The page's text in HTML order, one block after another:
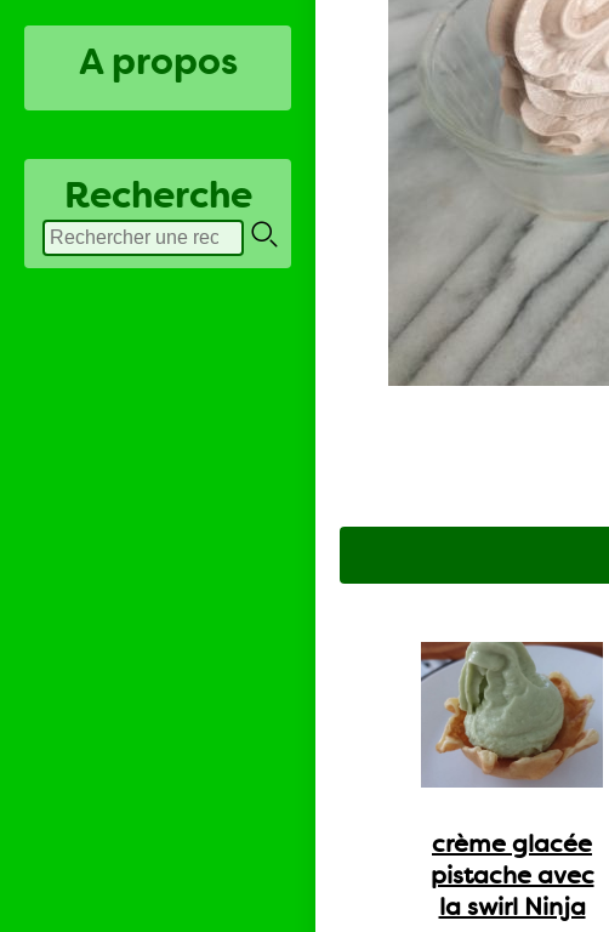
A propos
Recherche
crème glacée
pistache avec
la swirl Ninja